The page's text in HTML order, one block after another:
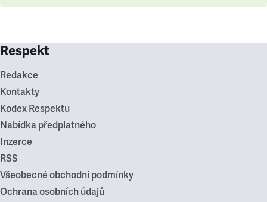
Respekt
Redakce
Kontakty
Kodex Respektu
Nabídka předplatného
Inzerce
RSS
Všeobecné obchodní podmínky
Ochrana osobních údajů